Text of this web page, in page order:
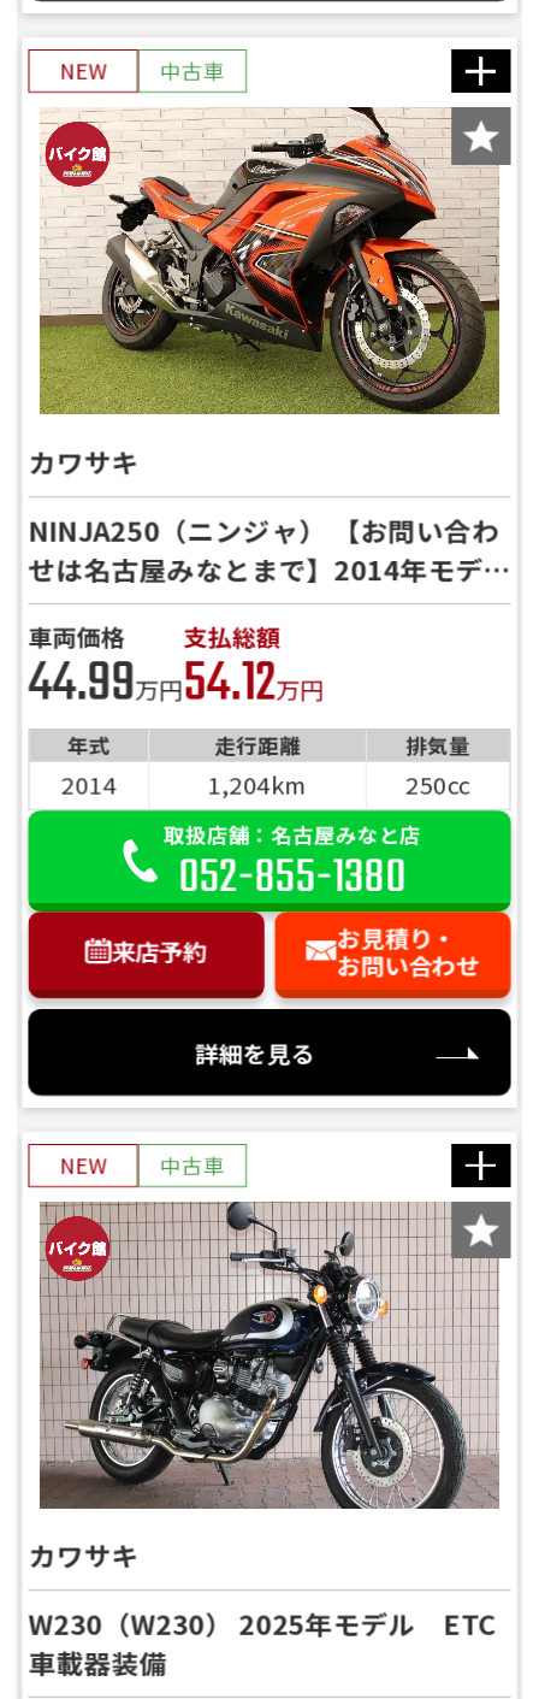
NEW 中古車
カワサキ
NINJA250（ニンジャ） 【お問い合わ
せは名古屋みなとまで】2014年モデ
ル 低走行
車両価格
44.99万円
支払総額
54.12万円
年式 走行距離 排気量
2014 1,204km 250cc
取扱店舗：名古屋みなと店
052-855-1380
来店予約
お見積り・
お問い合わせ
詳細を見る
NEW 中古車
カワサキ
W230（W230） 2025年モデル ETC
車載器装備